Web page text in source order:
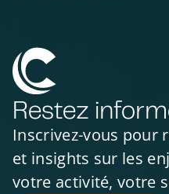
Restez
Inscrivez-vous pour
et insights sur les
votre activité, votre